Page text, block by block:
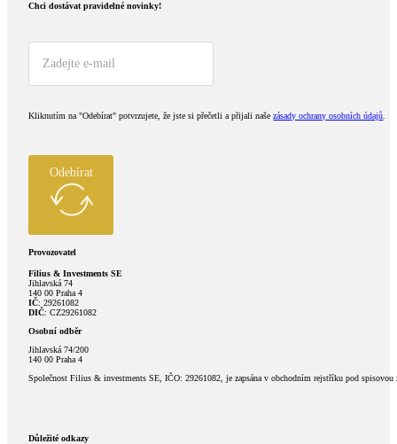
Chci dostávat pravidelné novinky!​
Kliknutím na "Odebírat" potvrzujete, že jste si přečetli a přijali našezásady ochrany osobních údajů
Odebírat
Provozovatel
Filius & Investments SE
Jihlavská 74
140 00 Praha 4
IČ: 29261082
DIČ: CZ29261082
Osobní odběr
Jihlavská 74/200
140 00 Praha 4
Společnost Filius & investments SE, IČO: 29261082, je zapsána v obchodním rejstříku pod spisovou
Důležité odkazy